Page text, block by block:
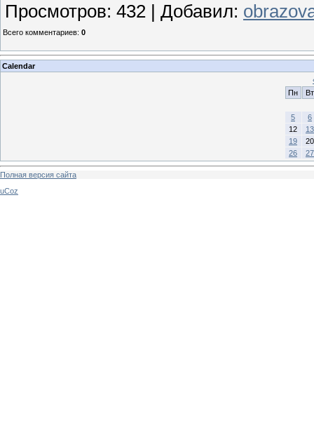
Просмотров: 432 | Добавил:
Всего комментариев: 0
Calendar
Пн
Вт
5
6
12
13
19
20
26
27
Полная версия сайта
uCoz